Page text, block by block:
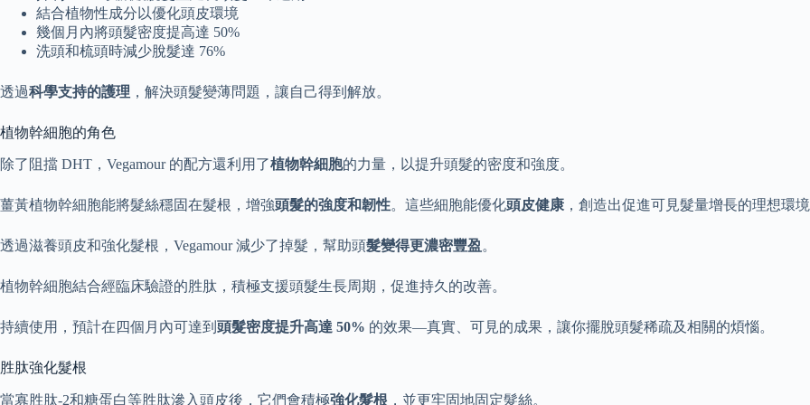
結合植物性成分以優化頭皮環境
幾個月內將頭髮密度提高達 50%
洗頭和梳頭時減少脫髮達 76%
透過科學支持的護理 ，解決頭髮變薄問題，讓自己得到解放。
植物幹細胞的角色
除了阻擋 DHT，Vegamour 的配方還利用了植物幹細胞的力量，以提升頭髮的密度和強度。
薑黃植物幹細胞能將髮絲穩固在髮根，增強頭髮的強度和韌性。這些細胞能優化頭皮健康 ，創造出促進可見髮量增長的理想環
透過滋養頭皮和強化髮根，Vegamour 減少了掉髮，幫助頭髮變得更濃密豐盈 。
植物幹細胞結合經臨床驗證的胜肽，積極支援頭髮生長周期，促進持久的改善。
持續使用，預計在四個月內可達到 頭髮密度提升高達 50% 的效果—真實、可見的成果，讓你擺脫頭髮稀疏及相關的煩惱。
胜肽強化髮根
當寡胜肽-2和糖蛋白等胜肽滲入頭皮後，它們會積極強化髮根 ，並更牢固地固定髮絲。